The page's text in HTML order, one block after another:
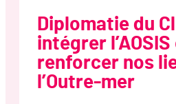
Diplomatie du
intégrer l’AOSIS
renforcer nos
l’Outre-mer